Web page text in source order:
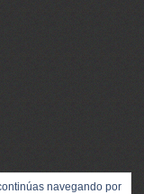
navegando por